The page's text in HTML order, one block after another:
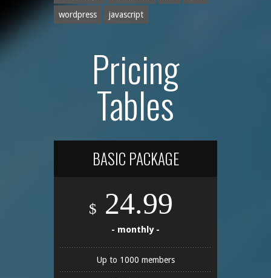
wordpress javascript
Pricing
Tables
BASIC PACKAGE
$ 24.99
- monthly -
Up to 1000 members